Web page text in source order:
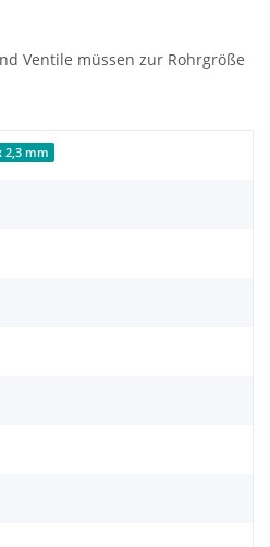
Ventile müssen zur Rohrgröße
2,3 mm